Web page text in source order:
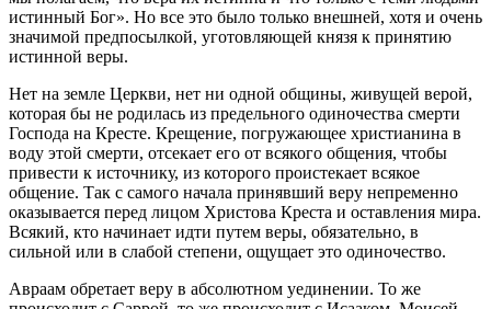
истинный Бог». Но все это было только внешней, хотя и очень
значимой предпосылкой, уготовляющей князя к принятию
истинной веры.
Нет на земле Церкви, нет ни одной общины, живущей верой,
которая бы не родилась из предельного одиночества смерти
Господа на Кресте. Крещение, погружающее христианина в
воду этой смерти, отсекает его от всякого общения, чтобы
привести к источнику, из которого проистекает всякое
общение. Так с самого начала принявший веру непременно
оказывается перед лицом Христова Креста и оставления мира.
Всякий, кто начинает идти путем веры, обязательно, в
сильной или в слабой степени, ощущает это одиночество.
Авраам обретает веру в абсолютном уединении. То же